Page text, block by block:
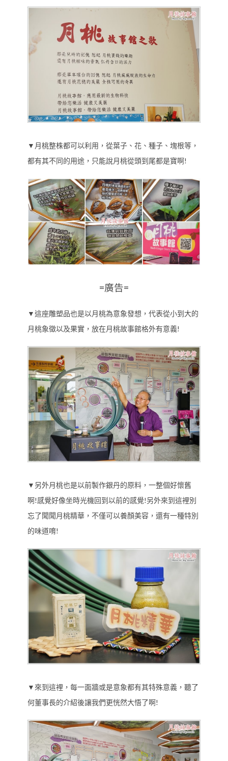
▼月桃整株都可以利用，從葉子、花、種子、塊根等，
都有其不同的用途，只能說月桃從頭到尾都是寶啊!
=廣告=
▼這座雕塑品也是以月桃為意象發想，代表從小到大的
月桃象徵以及果實，放在月桃故事館格外有意義!
▼另外月桃也是以前製作銀丹的原料，一整個好懷舊
啊!感覺好像坐時光機回到以前的感覺!另外來到這裡別
忘了聞聞月桃精華，不僅可以養顏美容，還有一種特別
的味道唷!
▼來到這裡，每一面牆或是意象都有其特殊意義，聽了
何董事長的介紹後讓我們更恍然大悟了啊!